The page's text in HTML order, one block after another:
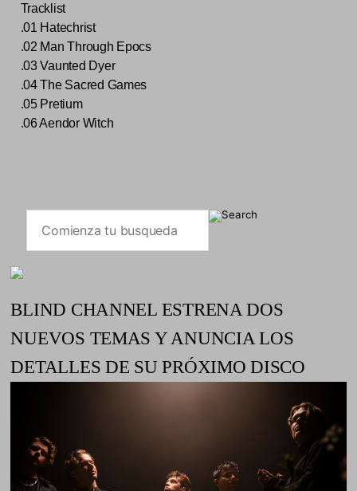
Tracklist
.01 Hatechrist
.02 Man Through Epocs
.03 Vaunted Dyer
.04 The Sacred Games
.05 Pretium
.06 Aendor Witch
BLIND CHANNEL ESTRENA DOS
NUEVOS TEMAS Y ANUNCIA LOS
DETALLES DE SU PRÓXIMO DISCO